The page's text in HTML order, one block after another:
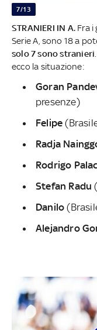
7/13
STRANIERI IN A. Fra
Serie A, sono 18 a
solo 7 sono stranieri
ecco la situazione:
Goran
presenze)
Felipe
Radja
Rodrigo
Stefan Radu
Danilo
Alejandro